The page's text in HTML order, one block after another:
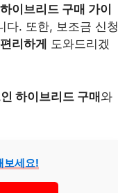
이브리드 구매 가이
다. 또한, 보조금 신청
리하게 도와드리겠
하이브리드 구매와
보세요!